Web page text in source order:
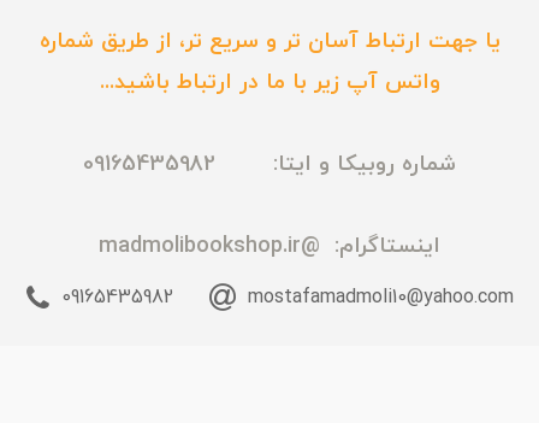
یا جهت ارتباط آسان تر و سریع تر، از طریق شماره
واتس آپ زیر با ما در ارتباط باشید...
شماره روبیکا و ایتا: 09165435982
اینستاگرام: @madmolibookshop.ir
mostafamadmoli10@yahoo.com
09165435982